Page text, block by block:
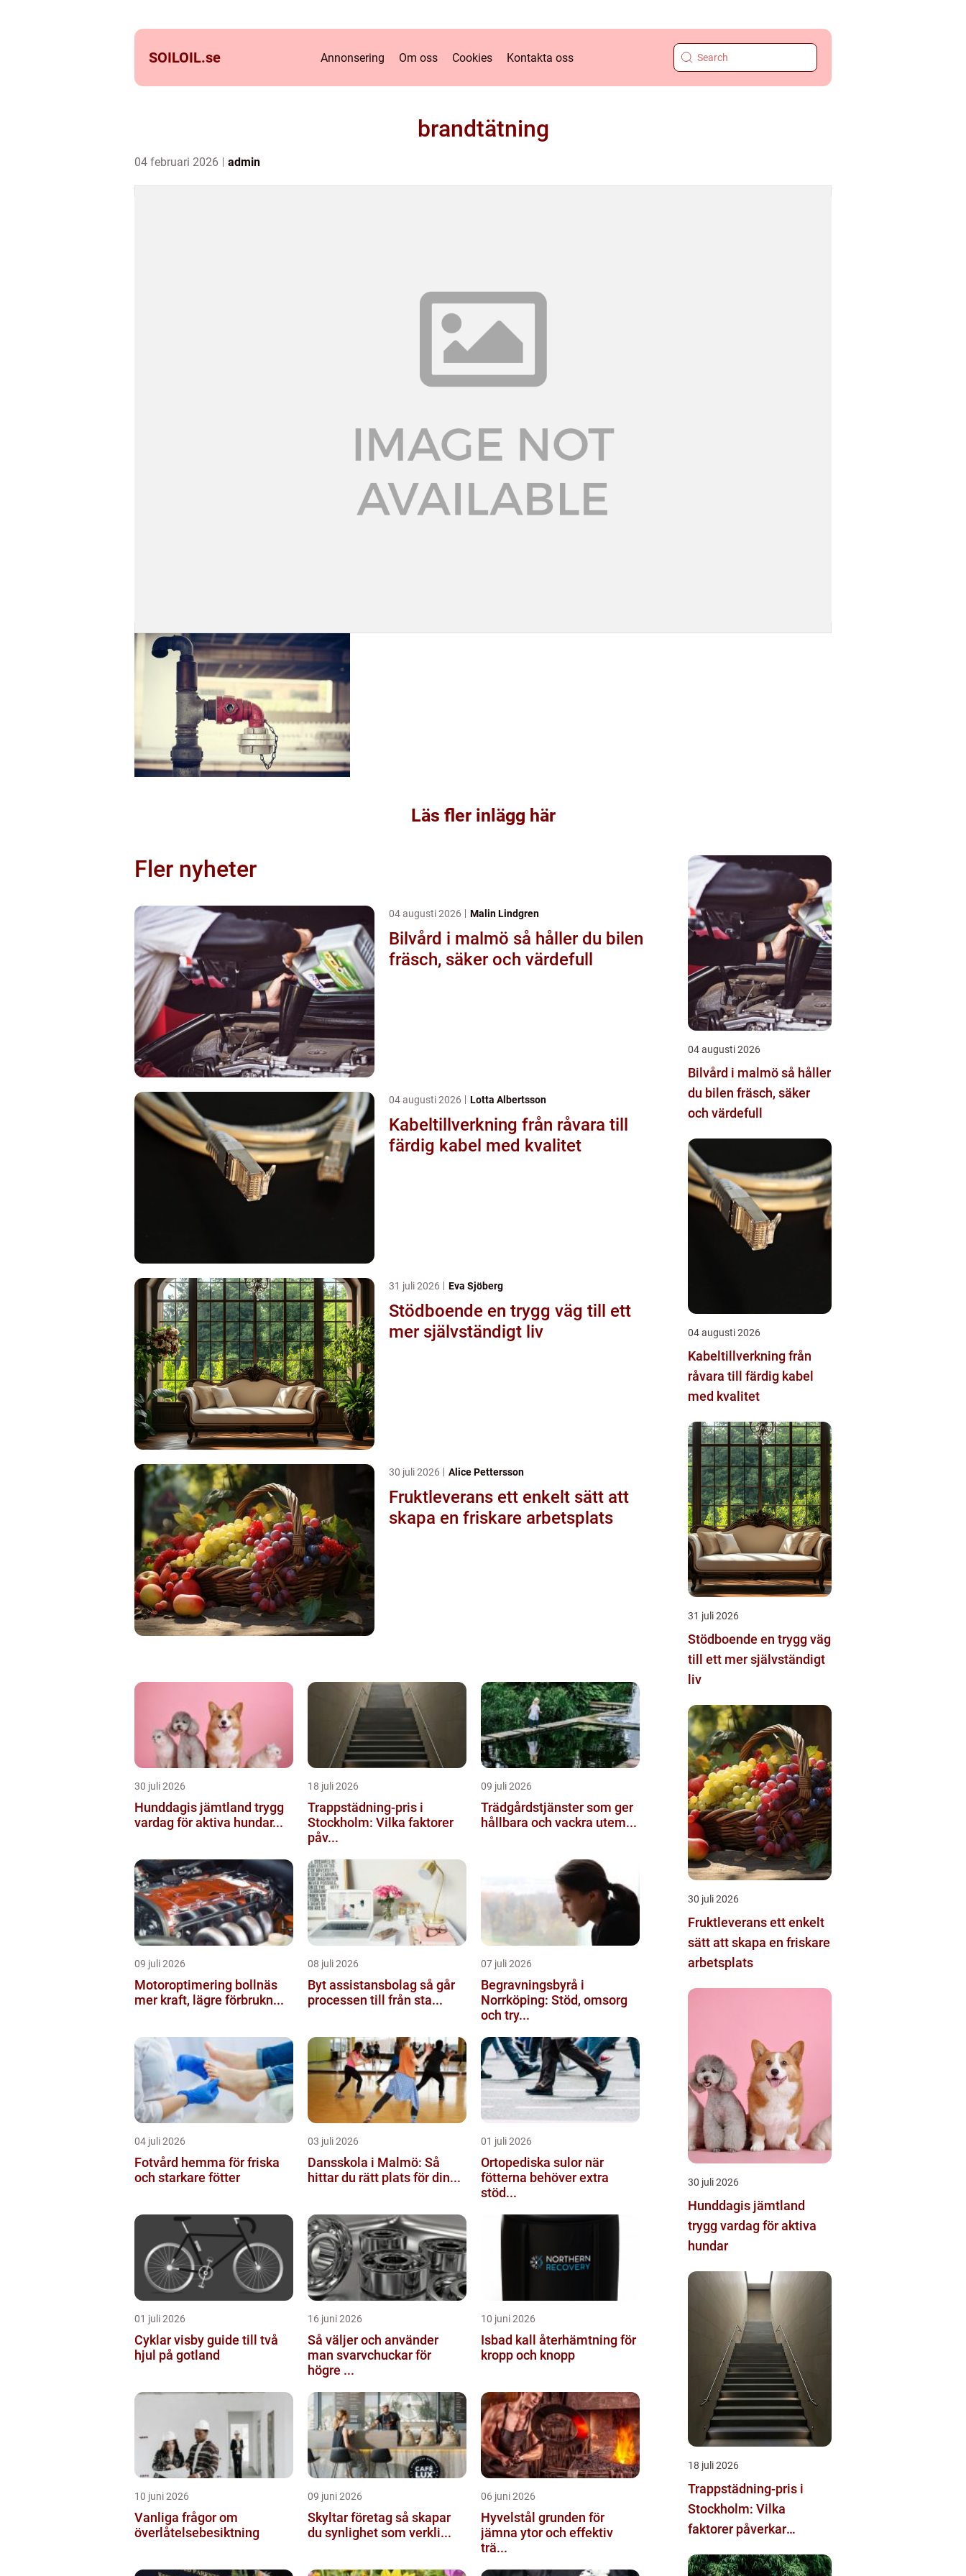
SOILOIL.se Annonsering Om oss Cookies Kontakta oss
brandtätning
04 februari 2026 admin
Läs fler inlägg här
Fler nyheter
04 augusti 2026 Malin Lindgren
Bilvård i malmö så håller du bilen
fräsch, säker och värdefull
04 augusti 2026 Lotta Albertsson
Kabeltillverkning från råvara till
färdig kabel med kvalitet
31 juli 2026 Eva Sjöberg
Stödboende en trygg väg till ett
mer självständigt liv
30 juli 2026 Alice Pettersson
Fruktleverans ett enkelt sätt att
skapa en friskare arbetsplats
30 juli 2026
Hunddagis jämtland trygg
vardag för aktiva hundar...
18 juli 2026
Trappstädning-pris i
Stockholm: Vilka faktorer
påv...
09 juli 2026
Trädgårdstjänster som ger
hållbara och vackra utem...
09 juli 2026
Motoroptimering bollnäs
mer kraft, lägre förbrukn...
08 juli 2026
Byt assistansbolag så går
processen till från sta...
07 juli 2026
Begravningsbyrå i
Norrköping: Stöd, omsorg
och try...
04 juli 2026
Fotvård hemma för friska
och starkare fötter
03 juli 2026
Dansskola i Malmö: Så
hittar du rätt plats för din...
01 juli 2026
Ortopediska sulor när
fötterna behöver extra
stöd...
01 juli 2026
Cyklar visby guide till två
hjul på gotland
16 juni 2026
Så väljer och använder
man svarvchuckar för
högre ...
10 juni 2026
Isbad kall återhämtning för
kropp och knopp
10 juni 2026
Vanliga frågor om
överlåtelsebesiktning
09 juni 2026
Skyltar företag så skapar
du synlighet som verkli...
06 juni 2026
Hyvelstål grunden för
jämna ytor och effektiv
trä...
04 augusti 2026
Bilvård i malmö så håller
du bilen fräsch, säker
och värdefull
04 augusti 2026
Kabeltillverkning från
råvara till färdig kabel
med kvalitet
31 juli 2026
Stödboende en trygg väg
till ett mer självständigt
liv
30 juli 2026
Fruktleverans ett enkelt
sätt att skapa en friskare
arbetsplats
30 juli 2026
Hunddagis jämtland
trygg vardag för aktiva
hundar
18 juli 2026
Trappstädning-pris i
Stockholm: Vilka
faktorer påverkar